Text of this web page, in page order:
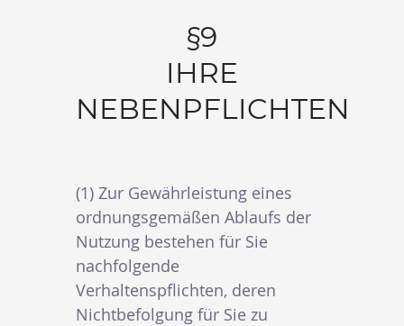
§9
IHRE
NEBENPFLICHTEN
(1) Zur Gewährleistung eines
ordnungsgemäßen Ablaufs der
Nutzung bestehen für Sie
nachfolgende
Verhaltenspflichten, deren
Nichtbefolgung für Sie zu